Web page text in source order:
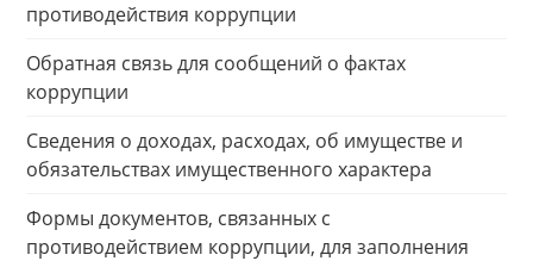
противодействия коррупции
Обратная связь для сообщений о фактах
коррупции
Сведения о доходах, расходах, об имуществе и
обязательствах имущественного характера
Формы документов, связанных с
противодействием коррупции, для заполнения